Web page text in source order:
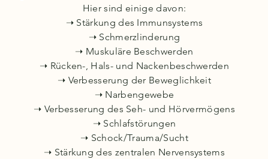
Hier sind einige davon:
➝ Stärkung des Immunsystems
➝ Schmerzlinderung
➝ Muskuläre Beschwerden
➝ Rücken-, Hals- und Nackenbeschwerden
➝ Verbesserung der Beweglichkeit
➝ Narbengewebe
➝ Verbesserung des Seh- und Hörvermögens
➝ Schlafstörungen
➝ Schock/Trauma/Sucht
➝ Stärkung des zentralen Nervensystems